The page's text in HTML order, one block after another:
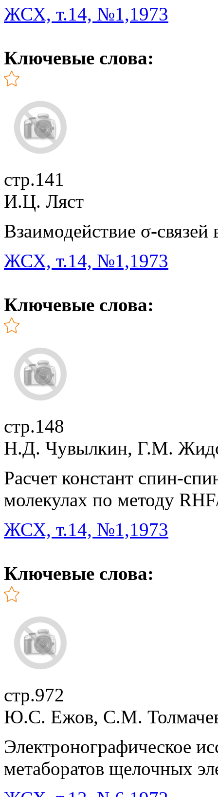
ЖСХ, т.14, №1,1973
Ключевые слова:
стр.141
И.Ц. Ляст
Взаимодействие σ-связей
ЖСХ, т.14, №1,1973
Ключевые слова:
стр.148
Н.Д. Чувылкин, Г.М.
Расчет констант спин-
молекулах по методу
ЖСХ, т.14, №1,1973
Ключевые слова:
стр.972
Ю.C. Ежов, С.М.
Электронографическое
метаборатов щелочных